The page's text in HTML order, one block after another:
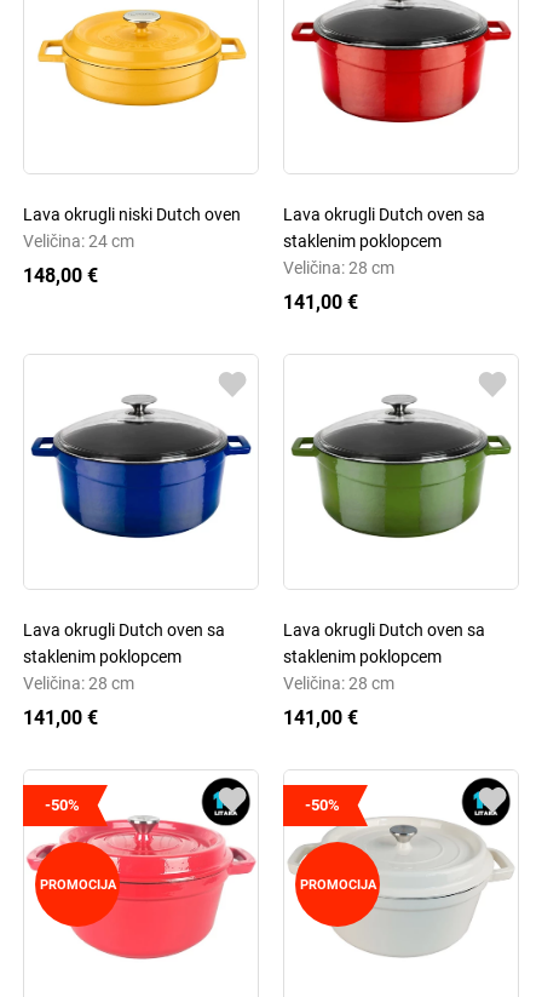
Lava okrugli niski Dutch oven
Veličina: 24 cm
148,00 €
Lava okrugli Dutch oven sa
staklenim poklopcem
Veličina: 28 cm
141,00 €
Lava okrugli Dutch oven sa
staklenim poklopcem
Veličina: 28 cm
141,00 €
Lava okrugli Dutch oven sa
staklenim poklopcem
Veličina: 28 cm
141,00 €
-50%
PROMOCIJA
-50%
PROMOCIJA